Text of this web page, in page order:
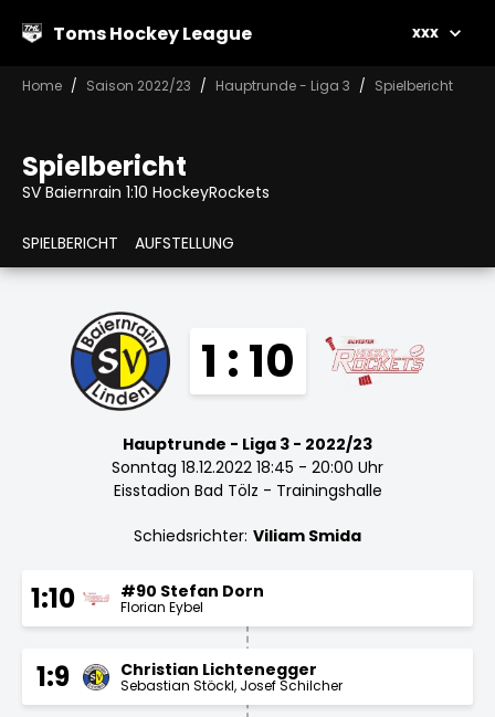
Toms Hockey League xxx
Home Saison 2022/23 Hauptrunde - Liga 3 Spielbericht
Spielbericht
SV Baiernrain 1:10 HockeyRockets
SPIELBERICHT AUFSTELLUNG
1 : 10
Hauptrunde - Liga 3 - 2022/23
Sonntag 18.12.2022 18:45 - 20:00 Uhr
Eisstadion Bad Tölz - Trainingshalle
Schiedsrichter: Viliam Smida
1:10 #90 Stefan Dorn
Florian Eybel
1:9 Christian Lichtenegger
Sebastian Stöckl Josef Schilcher